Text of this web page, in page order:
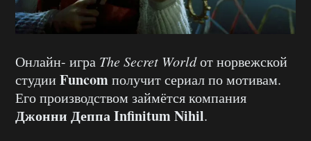
Онлайн- игра The Secret Worldот норвежской
студии Funcomполучит сериал по мотивам.
Его производством займётся компания
Джонни Деппа Infinitum Nihil.